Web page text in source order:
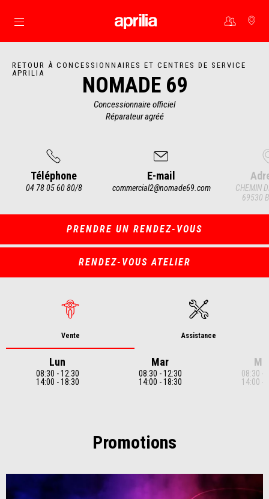
Aller au contenu principal
RETOUR À CONCESSIONNAIRES ET CENTRES DE SERVICE
APRILIA
NOMADE 69
Concessionnaire officiel
Réparateur agréé
Téléphone
04 78 05 60 80/8
E-mail
commercial2@nomade69.com
CHEMIN
69530
of
PRENDRE UN RENDEZ-VOUS
RENDEZ-VOUS ATELIER
Vente Assistance
Lun
08:30 - 12:30
14:00 - 18:30
Mar
08:30 - 12:30
14:00 - 18:30
08:30 -
14:00 -
Promotions